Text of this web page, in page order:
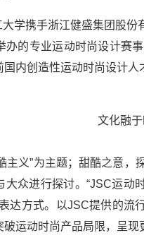
学携手浙江健盛集团股
办的专业运动时尚设计赛
内创造性运动时尚设计
文化融
主义”为主题；甜酷之意
众进行探讨。“JSC运动
达方式。以JSC提供的
运动时尚产品局限，呈现